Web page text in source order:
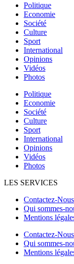
Politique
Economie
Société
Culture
Sport
International
Opinions
Vidéos
Photos
Politique
Economie
Société
Culture
Sport
International
Opinions
Vidéos
Photos
LES SERVICES
Contactez-Nous
Qui sommes-
Mentions
Contactez-Nous
Qui sommes-
Mentions